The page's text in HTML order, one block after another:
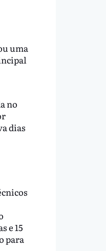
uma
no
dias
e 15
para